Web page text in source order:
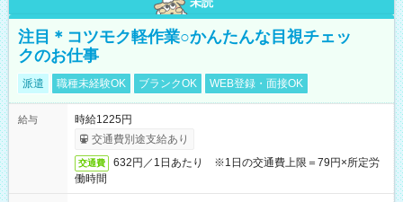
注目＊コツモク軽作業○かんたんな目視チェッ
クのお仕事
派遣 職種未経験OK ブランクOK WEB登録・面接OK
給与
時給1225円
交通費別途支給あり
交通費
632円／1日あたり ※1日の交通費上限＝79円×所定労
働時間